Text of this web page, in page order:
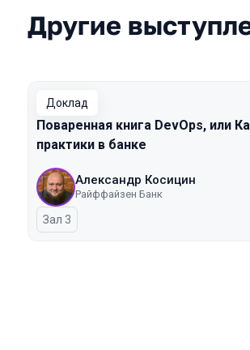
Другие
Доклад
Поваренная книга DevOps, или
практики в банке
Александр Косицин
Райффайзен Банк
Зал 3